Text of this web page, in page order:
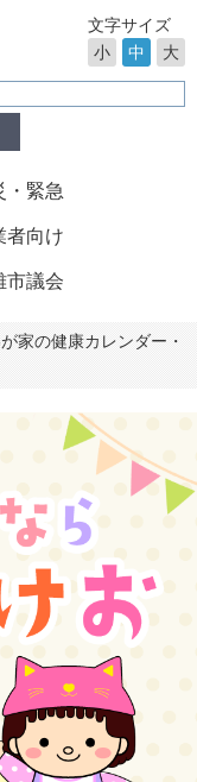
文字サイズ
小
中 大
・緊急
者向け
市議会
家の健康カレンダー・